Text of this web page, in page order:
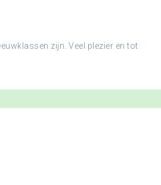
zijn. Veel plezier en tot